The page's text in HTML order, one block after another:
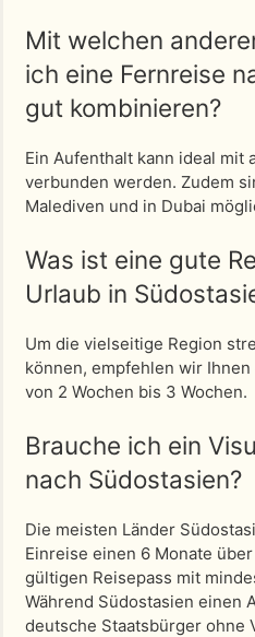
Mit welchen
ich eine Fernreise
gut kombinieren?
Ein Aufenthalt kann ideal mit
verbunden werden. Zudem
Malediven und in Dubai
Was ist eine gute
Urlaub in
Um die vielseitige Region
können, empfehlen wir
von 2 Wochen bis 3 Wochen.
Brauche ich ein
nach Südostasien?
Die meisten Länder
Einreise einen 6 Monate
gültigen Reisepass mit
Während Südostasien einen
deutsche Staatsbürger ohne